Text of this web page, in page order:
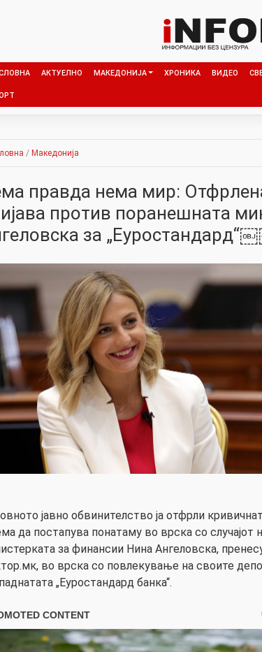
АКТУЕЛНО МАКЕДОНИЈА ХРОНИКА ВИДЕО
/ Македонија
правда нема мир:
против поранешната
за
јавно обвинителство ја отфрли
да постапува понатаму во врска со случајот
за финансии Нина Ангеловска,
во врска со повлекување на своите
„Еуростандард банка“.